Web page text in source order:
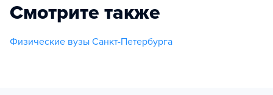
Смотрите также
Физические вузы Санкт-Петербурга